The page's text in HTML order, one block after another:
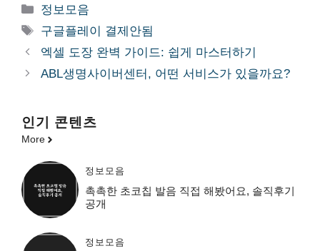
카
테
리
정보모음
태
그
구글플레이 결제안됨
엑셀 도장 완벽 가이드: 쉽게 마스터하기
ABL생명사이버센터, 어떤 서비스가 있을까요?
인기 콘텐츠
More
정보모음
촉촉한 초코칩 발음 직접 해봤어요, 솔직후기
공개
정보모음